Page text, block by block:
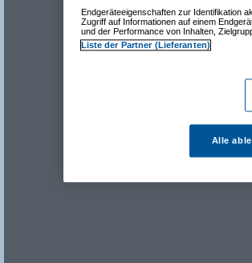
Endgeräteeigenschaften zur Identifikation
Zugriff auf Informationen auf einem
und der Performance von Inhalten,
Liste der Partner (Lieferanten)
Alle